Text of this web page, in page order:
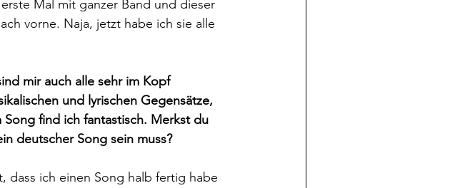
Mal mit ganzer Band und dieser
vorne. Naja, jetzt habe ich sie alle
mir auch alle sehr im Kopf
und lyrischen Gegensätze,
find ich fantastisch. Merkst du
deutscher Song sein muss?
dass ich einen Song halb fertig habe